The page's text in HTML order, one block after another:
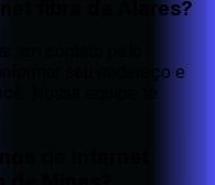
fibra da Alares?
em contato pelo
seu endereço e
Nossa equipe te
de internet